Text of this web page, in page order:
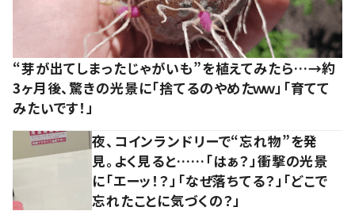
“芽が出てしまったじゃがいも”を植えてみたら…→約
3ヶ月後、驚きの光景に「捨てるのやめたｗｗ」「育てて
みたいです！」
夜、コインランドリーで“忘れ物”を発
見。よく見ると……「はぁ？」衝撃の光景
に「エーッ！？」「なぜ落ちてる？」「どこで
忘れたことに気づくの？」